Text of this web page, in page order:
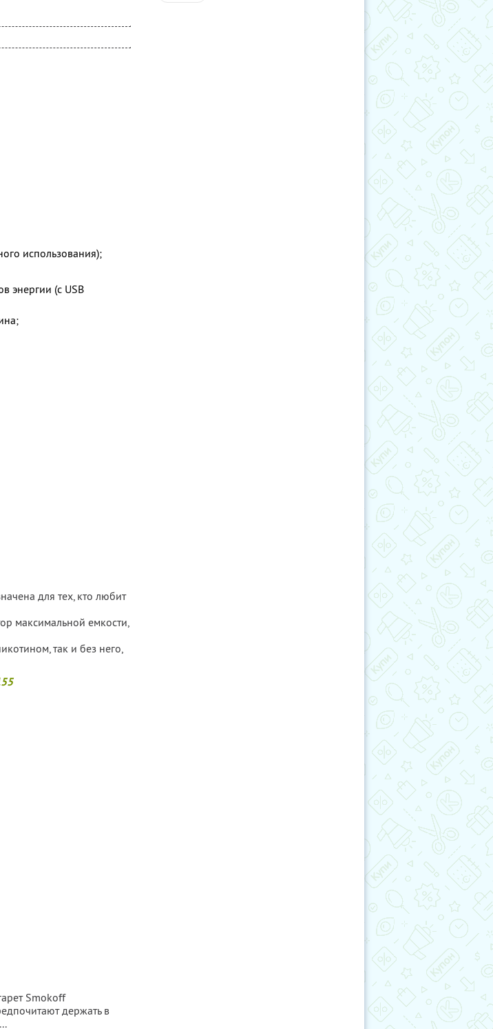
использования);
энергии (с USB
для тех, кто любит
максимальной емкости,
так и без него,
Smokoff
держать в